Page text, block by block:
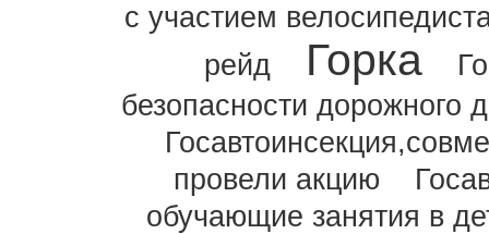
с участием
рейд
Горка
безопасности дорожного
провели акцию
обучающие занятия в